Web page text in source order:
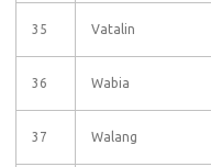
35 Vatalin
36 Wabia
37 Walang